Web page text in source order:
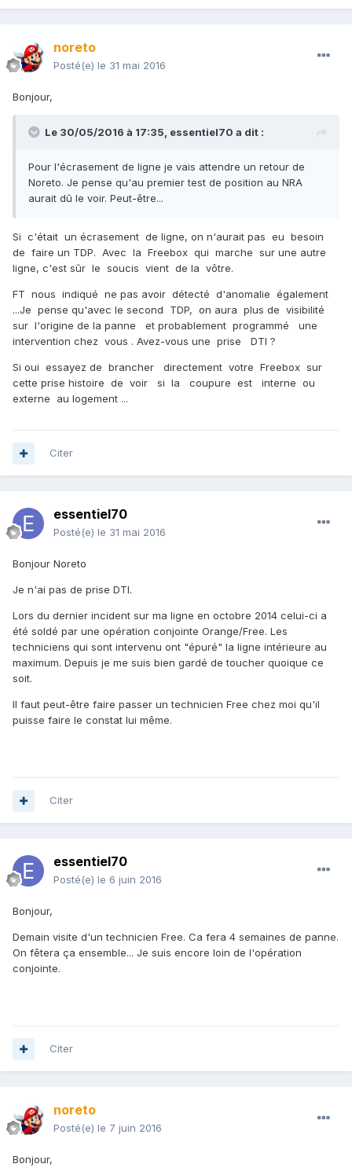
noreto
Posté(e) le 31 mai 2016
Bonjour,
Le 30/05/2016 à 17:35, essentiel70 a dit :
Pour l'écrasement de ligne je vais attendre un retour de
Noreto. Je pense qu'au premier test de position au NRA
aurait dû le voir. Peut-être...
Si c'était un écrasement de ligne, on n'aurait pas eu besoin
de faire un TDP. Avec la Freebox qui marche sur une autre
ligne, c'est sûr le soucis vient de la vôtre.
FT nous indiqué ne pas avoir détecté d'anomalie également
...Je pense qu'avec le second TDP, on aura plus de visibilité
sur l'origine de la panne et probablement programmé une
intervention chez vous . Avez-vous une prise DTI ?
Si oui essayez de brancher directement votre Freebox sur
cette prise histoire de voir si la coupure est interne ou
externe au logement ...
Citer
essentiel70
Posté(e) le 31 mai 2016
Bonjour Noreto
Je n'ai pas de prise DTI.
Lors du dernier incident sur ma ligne en octobre 2014 celui-ci a
été soldé par une opération conjointe Orange/Free. Les
techniciens qui sont intervenu ont "épuré" la ligne intérieure au
maximum. Depuis je me suis bien gardé de toucher quoique ce
soit.
Il faut peut-être faire passer un technicien Free chez moi qu'il
puisse faire le constat lui même.
Citer
essentiel70
Posté(e) le 6 juin 2016
Bonjour,
Demain visite d'un technicien Free. Ca fera 4 semaines de panne.
On fêtera ça ensemble... Je suis encore loin de l'opération
conjointe.
Citer
noreto
Posté(e) le 7 juin 2016
Bonjour,